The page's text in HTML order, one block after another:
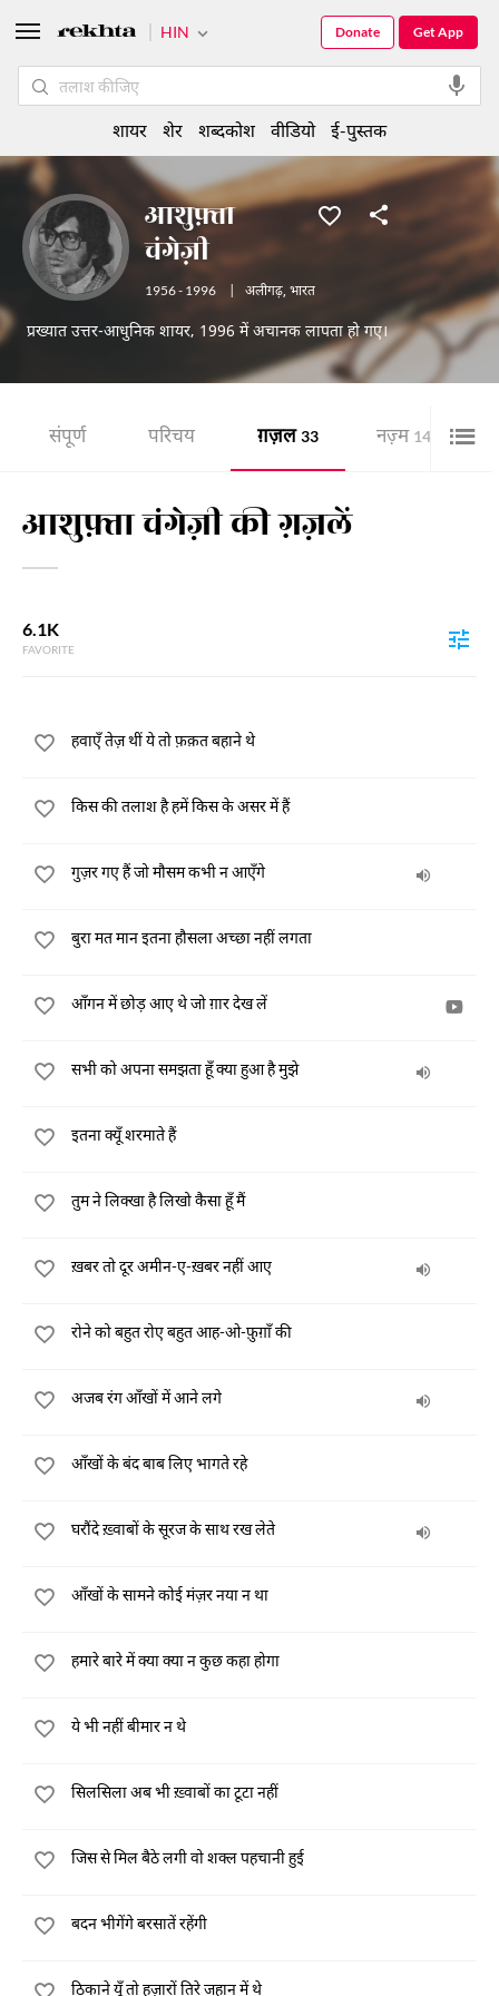
आशुफ़्ता
चंगेज़ी
1956 - 1996 अलीगढ़, भारत
प्रख्यात उत्तर-आधुनिक शायर, 1996 में अचानक लापता हो गए।
संपूर्ण परिचय ग़ज़ल 33 नज़्म 14
आशुफ़्ता चंगेज़ी की ग़ज़लें
6.1K
FAVORITE
हवाएँ तेज़ थीं ये तो फ़क़त बहाने थे
किस की तलाश है हमें किस के असर में हैं
गुज़र गए हैं जो मौसम कभी न आएँगे
बुरा मत मान इतना हौसला अच्छा नहीं लगता
आँगन में छोड़ आए थे जो ग़ार देख लें
सभी को अपना समझता हूँ क्या हुआ है मुझे
इतना क्यूँ शरमाते हैं
तुम ने लिक्खा है लिखो कैसा हूँ मैं
ख़बर तो दूर अमीन-ए-ख़बर नहीं आए
रोने को बहुत रोए बहुत आह-ओ-फ़ुग़ाँ की
अजब रंग आँखों में आने लगे
आँखों के बंद बाब लिए भागते रहे
घरौंदे ख़्वाबों के सूरज के साथ रख लेते
आँखों के सामने कोई मंज़र नया न था
हमारे बारे में क्या क्या न कुछ कहा होगा
ये भी नहीं बीमार न थे
सिलसिला अब भी ख़्वाबों का टूटा नहीं
जिस से मिल बैठे लगी वो शक्ल पहचानी हुई
बदन भीगेंगे बरसातें रहेंगी
ठिकाने यूँ तो हज़ारों तिरे जहान में थे
HIN Get App
Donate
शायर शेर शब्दकोश वीडियो ई-पुस्तक